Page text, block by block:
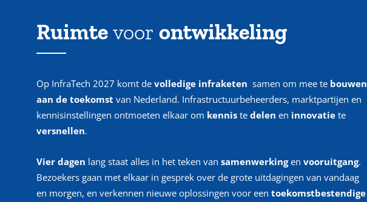
Ruimtevoor ontwikkeling
Op InfraTech 2027 komt de volledige infraketen samen om mee te bouwen
aan de toekomst van Nederland. Infrastructuurbeheerders, marktpartijen en
kennisinstellingen ontmoeten elkaar om kennis te delen en innovatie te
versnellen.
Vier dagen lang staat alles in het teken van samenwerkingen vooruitgang.
Bezoekers gaan met elkaar in gesprek over de grote uitdagingen van vandaag
en morgen, en verkennen nieuwe oplossingen voor een toekomstbestendige